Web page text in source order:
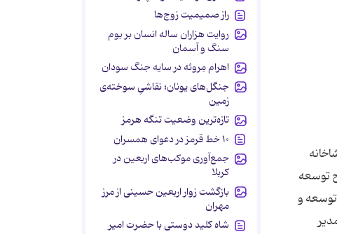
توسعه
توسعه و
مدیر
راز صمیمیت زوج‌ها
روایت هزاران ساله انسان بر بوم
سنگ و آسمان
اهرام مِروئه در سایه جنگ سودان
جنگل‌های یونان؛ نقاشیِ سوخته‌ی
زمین
تازه‌ترین وضعیت تنگه هرمز
۱۰ خط قرمز در دعوای همسران
جمع‌آوری موکب‌های اربعین در
کربلا
بازگشت زوار اربعین حسینی از مرز
مهران
شاه کلید دوستی با حضرت امیر